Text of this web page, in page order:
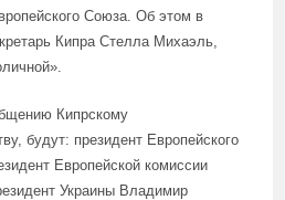
Союза. Об этом в
Кипра Стелла Михаэль,
Кипрскому
будут: президент Европейского
Европейской комиссии
Украины Владимир